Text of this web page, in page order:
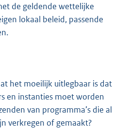
de geldende wettelijke
lokaal beleid, passende
het moeilijk uitlegbaar is dat
en instanties moet worden
van programma’s die al
verkregen of gemaakt?